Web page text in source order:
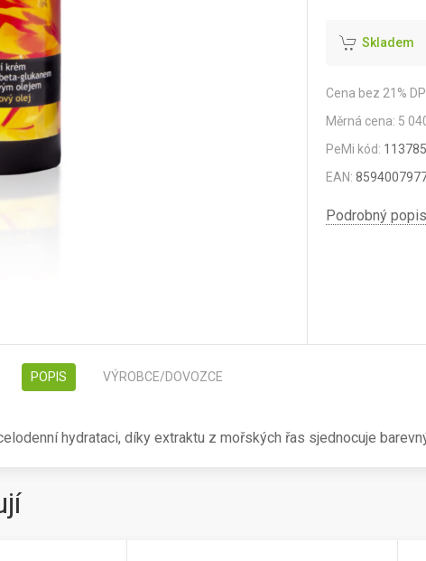
Skladem
Cena bez 21%
Měrná cena: 5
PeMi kód: 113785
EAN:
Podrobný
POPIS VÝROBCE/DOVOZCE
hydrataci, díky extraktu z mořských řas sjednocuje